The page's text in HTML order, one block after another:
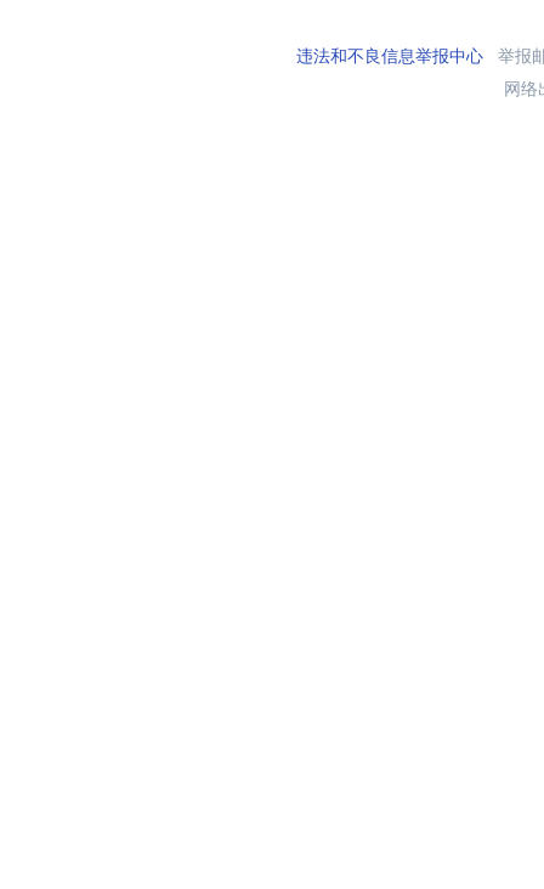
违法和不良信息举报中心举报
网